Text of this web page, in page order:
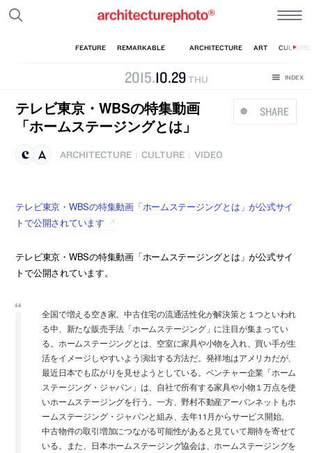
2015.10.29THU
SHARE
テレビ東京・WBSの特集動画
「ホームステージングとは」
ARCHITECTURE CULTURE VIDEO
テレビ東京・WBSの特集動画「ホームステージングとは」が公式サイ
トで公開されています
テレビ東京・WBSの特集動画「ホームステージングとは」が公式サイ
トで公開されています。
全国で増える空き家。中古住宅の流通活性化が解決策と１つといわれ
る中、新たな販売手法「ホームステージング」に注目が集まってい
る。ホームステージングとは、空室に家具や小物を入れ、買い手が生
活をイメージしやすいよう演出する方法だ。発祥地はアメリカだが、
最近日本でも広がりを見せようとしている。ベンチャー企業「ホーム
ステージング・ジャパン」は、自社で所有する家具や小物１万点を使
いホームステージングを行う。一方、野村不動産アーバンネットもホ
ームステージング・ジャパンと組み、去年11月からサービス開始。
中古物件の取引増加につながる可能性があると見ていて期待を寄せて
いる。また、日本ホームステージング協会は、ホームステージングを